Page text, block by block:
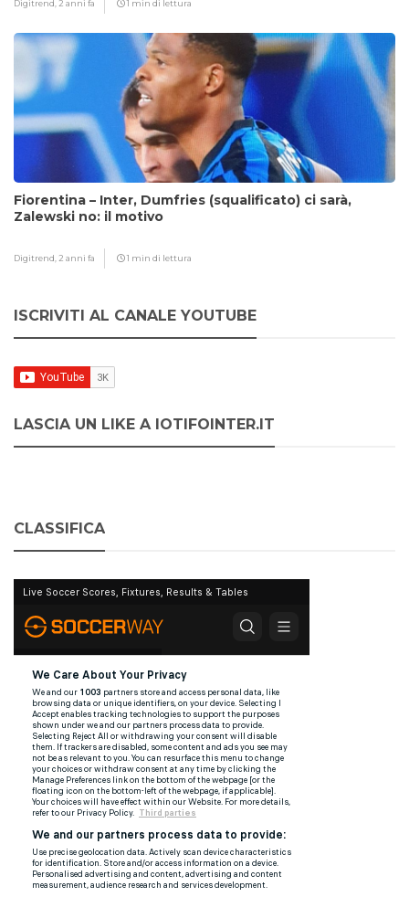
Digitrend, 2 anni fa 1 min di lettura
Fiorentina – Inter, Dumfries (squalificato) ci sarà,
Zalewski no: il motivo
Digitrend, 2 anni fa 1 min di lettura
ISCRIVITI AL CANALE YOUTUBE
LASCIA UN LIKE A IOTIFOINTER.IT
CLASSIFICA